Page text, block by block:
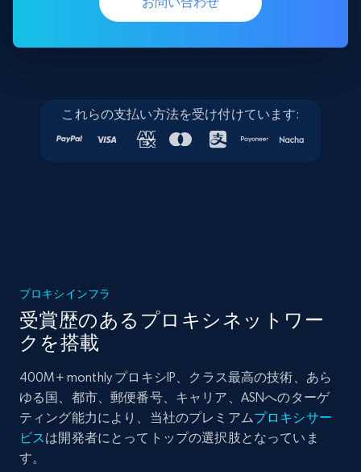
これらの支払い方法を受け付けています:
プロキシインフラ
受賞歴のあるプロキシネットワー
クを搭載
400M+ monthly プロキシIP、クラス最高の技術、あら
ゆる国、都市、郵便番号、キャリア、ASNへのターゲ
ティング能力により、当社のプレミアムプロキシサー
ビスは開発者にとってトップの選択肢となっていま
す。